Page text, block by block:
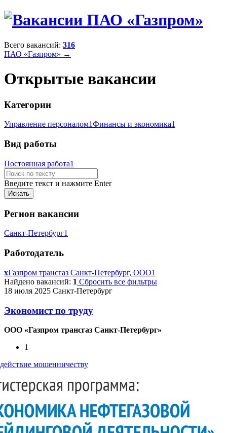
Всего вакансий: 316
ПАО «Газпром» →
Открытые вакансии
Категории
Управление персоналом1Финансы и экономика1
Вид работы
Постоянная работа1
Введите текст и нажмите Enter
Регион вакансии
Санкт-Петербург1
Работодатель
xГазпром трансгаз Санкт-Петербург, ООО1
Найдено вакансий: 1 Сбросить все фильтры
18 июля 2025 Санкт-Петербург
Экономист по труду
ООО «Газпром трансгаз Санкт-Петербург»
1
мошенничеству